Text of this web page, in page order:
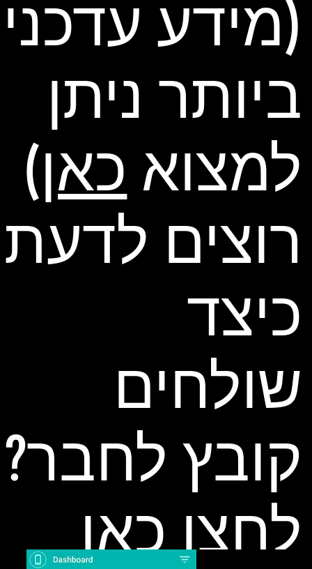
(מידע עדכני
ביותר ניתן
למצוא כאן)
רוצים לדעת
כיצד
שולחים
קובץ לחבר?
לחצו כאן